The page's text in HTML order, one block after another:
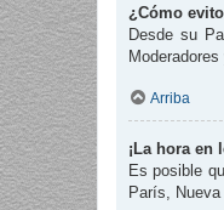
¿Cómo
Desde su
Arriba
¡La hora en
Es posible
París,